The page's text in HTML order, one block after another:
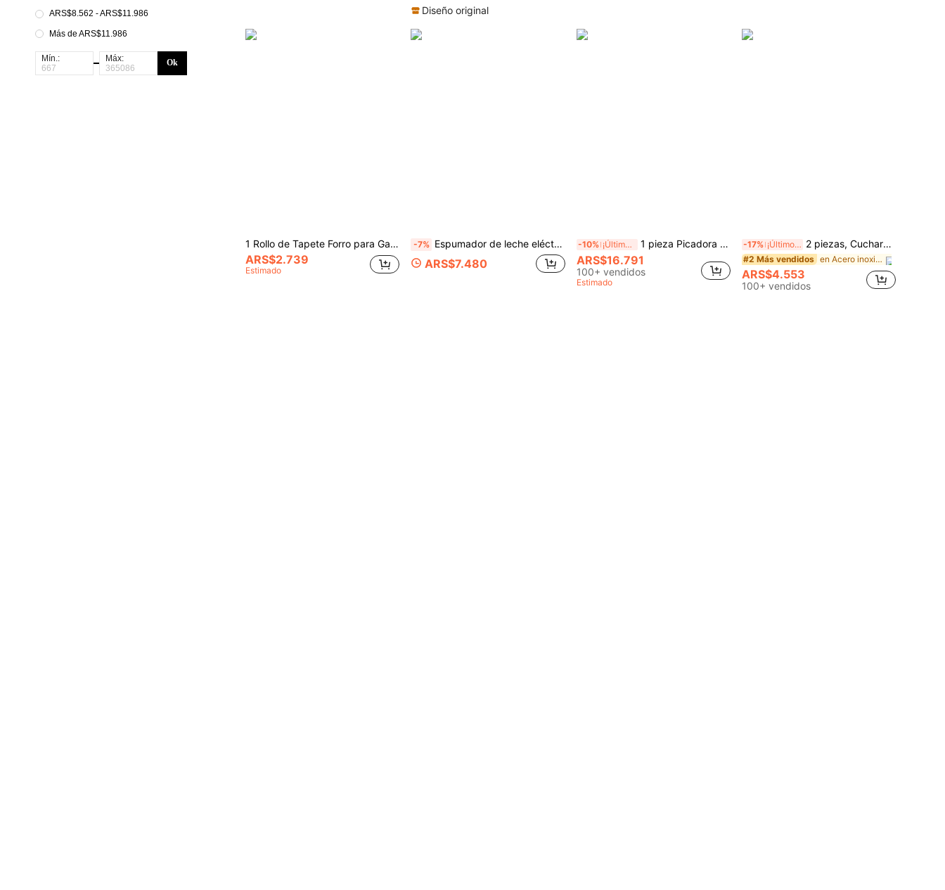
ARS$8.562 - ARS$11.986
Más de ARS$11.986
Mín.: Máx: Ok
Diseño original
1 Rollo de Tapete Forro para Gabinete, Resistente a la Humedad y al Calor Antideslizante para Cajón y Mesa, Impermeable a Aceite y Polvo para Gabinete, Cajón y Refrigerador, Fácil de Limpiar, Tapete de Almacenamiento para Encimera de Cocina y Muebles, Organizador para el Hogar y Fiesta de Navidad, Accesorios de Almacenamiento de Cocina
ARS$2.739
Estimado
-7% Espumador de leche eléctrico potente de mano, mini espumador de leche para café, matcha y chocolate caliente, espumador de leche portátil, mezclador eléctrico inalámbrico (requiere 2 pilas AA), batidor eléctrico de mano para hornear y electrodomésticos de cocina
ARS$7.480
-10% ¡Últimos 3 días 1 pieza Picadora de verduras de cocina, procesador de alimentos manual multifuncional, picadora de ajo portátil de tracción manual, cortadora de cebolla para verduras, jengibre, frutas, nueces, hierbas, etc. (2 tamaños disponibles: 500ml, 900ml), regalo de Navidad
ARS$16.791
100+ vendidos
Estimado
-17% ¡Últimos 3 días 2 piezas, Cuchara para hacer albóndigas, Cuchara para albóndigas de acero inoxidable 304, Utensilios de cocina, Accesorios de cocina de restaurante Cuchara multifuncional de acero inoxidable para albóndigas - Cuchara para hacer bolas de pescado caseras, Prensa para albóndigas, Cuchara para helado, Herramienta de cocina, Molde para bolas de arroz
#2 Más vendidos en Acero inoxidable Otras herramientas de cocina
ARS$4.553
100+ vendidos